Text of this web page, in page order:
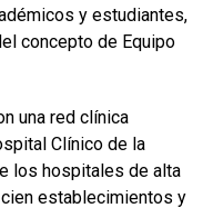
y estudiantes,
concepto de Equipo
una red clínica
Clínico de la
los hospitales de alta
establecimientos y